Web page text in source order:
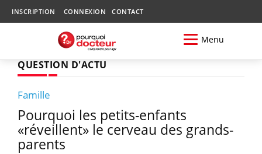
INSCRIPTION CONNEXION CONTACT
Menu
QUESTION D'ACTU
Famille
Pourquoi les petits-enfants
«réveillent» le cerveau des grands-
parents